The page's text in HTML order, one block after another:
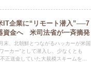
IT企業に“リモート潜入”──7
資金へ 米司法省が一斉摘発
末、北朝鮮とつながるハッカーが米国
ーカー”として潜入し、少なくとも
正送金していた大規模スキームを告